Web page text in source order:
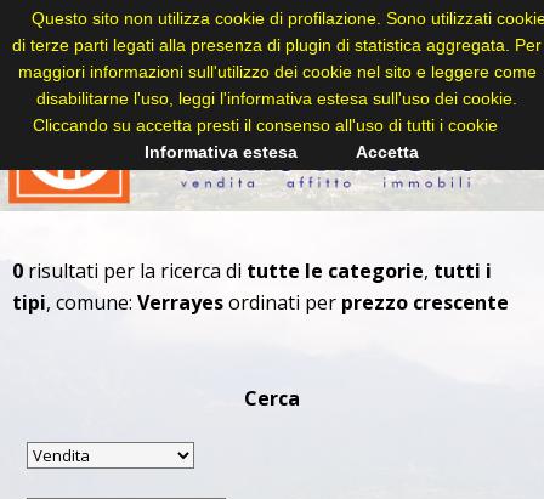
0 risultati per la ricerca di tutte le categorie, tutti i
tipi, comune: Verrayesordinati per prezzo crescente
Cerca
Questo sito non utilizza cookie di profilazione. Sono utilizzati
di terze parti legati alla presenza di plugin di statistica aggregata. Per
maggiori informazioni sull'utilizzo dei cookie nel sito e leggere come
disabilitarne l'uso, leggi l'informativa estesa sull'uso dei cookie.
Cliccando su accetta presti il consenso all'uso di tutti i cookie
Informativa estesa
Accetta